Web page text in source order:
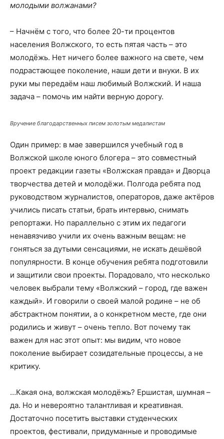
молодыми волжанами?
– Начнём с того, что более 20-ти процентов
населения Волжского, то есть пятая часть – это
молодёжь. Нет ничего более важного на свете, чем
подрастающее поколение, наши дети и внуки. В их
руки мы передаём наш любимый Волжский. И наша
задача – помочь им найти верную дорогу.
Вручение благодарственных писем золотым медалистам
Один пример: в мае завершился учебный год в
Волжской школе юного блогера – это совместный
проект редакции газеты «Волжская правда» и Дворца
творчества детей и молодёжи. Полгода ребята под
руководством журналистов, операторов, даже актёров
учились писать статьи, брать интервью, снимать
репортажи. Но параллельно с этим их педагоги
ненавязчиво учили их очень важным вещам: не
гоняться за дутыми сенсациями, не искать дешёвой
популярности. В конце обучения ребята подготовили
и защитили свои проекты. Порадовало, что несколько
человек выбрали тему «Волжский – город, где важен
каждый». И говорили о своей малой родине – не об
абстрактном понятии, а о конкретном месте, где они
родились и живут – очень тепло. Вот почему так
важен для нас этот опыт: мы видим, что новое
поколение выбирает созидательные процессы, а не
критику.
…Какая она, волжская молодёжь? Ершистая, шумная –
да. Но и невероятно талантливая и креативная.
Достаточно посетить выставки студенческих
проектов, фестивали, придуманные и проводимые